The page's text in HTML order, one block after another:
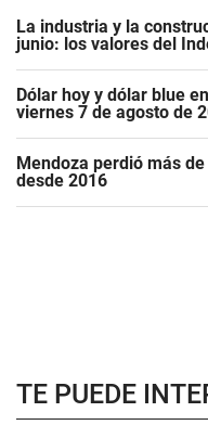
La industria y la
junio: los valores del
Dólar hoy y dólar blue
viernes 7 de agosto de
Mendoza perdió más
desde 2016
TE PUEDE